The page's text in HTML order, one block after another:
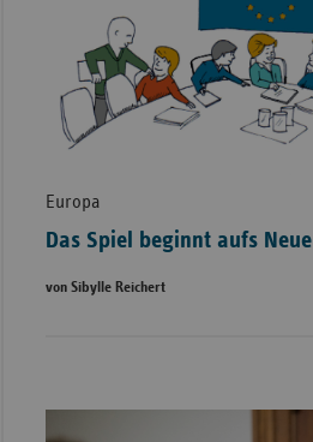
Europa
Das Spiel beginnt aufs Neue
von Sibylle Reichert